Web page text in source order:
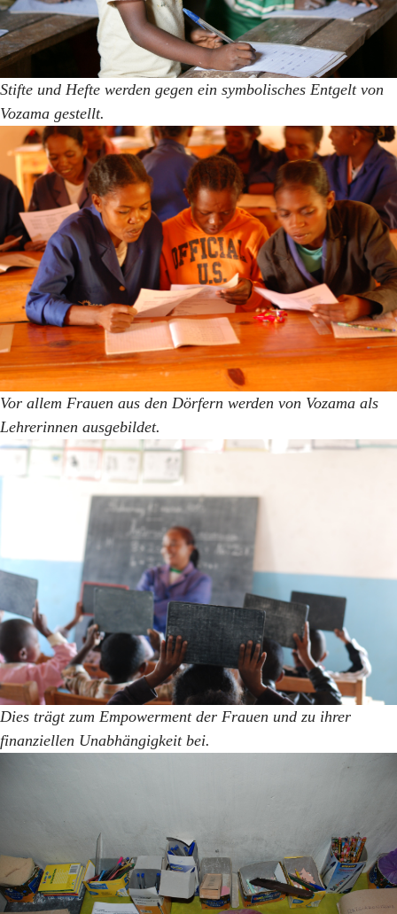
Stifte und Hefte werden gegen ein symbolisches Entgelt von
Vozama gestellt.
Vor allem Frauen aus den Dörfern werden von Vozama als
Lehrerinnen ausgebildet.
Dies trägt zum Empowerment der Frauen und zu ihrer
finanziellen Unabhängigkeit bei.